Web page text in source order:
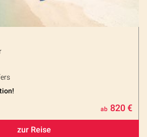
ab 820 €
zur Reise